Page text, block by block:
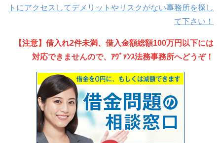
トにアクセスしてデメリットやリスクがない事務所を探し
て下さい！
【注意】借入れ2件未満、借入金額総額100万円以下には
対応できませんので、ｱｳﾞｧﾝｽ法務事務所へどうぞ！